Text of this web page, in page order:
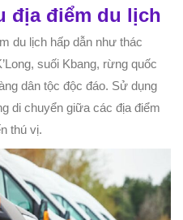
địa điểm du lịch
du lịch hấp dẫn như thác
suối Kbang, rừng quốc
dân tộc độc đáo. Sử dụng
di chuyển giữa các địa điểm
thú vị.